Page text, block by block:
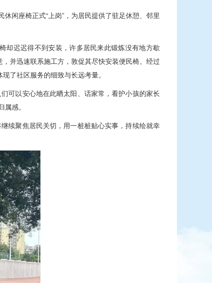
闲座椅正式“上岗”，为居民提供了驻足休憩、邻里
却迟迟得不到安装，许多居民来此锻炼没有地方歇
并迅速联系施工方，敦促其尽快安装便民椅。经过
了社区服务的细致与长远考量。
可以安心地在此晒太阳、话家常，看护小孩的家长
感。
续聚焦居民关切，用一桩桩贴心实事，持续绘就幸